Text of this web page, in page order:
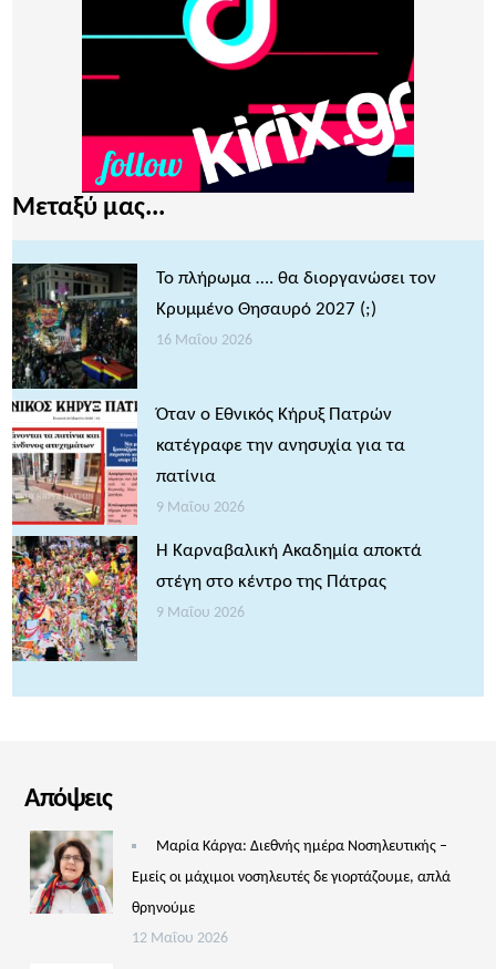
Μεταξύ μας...
Το πλήρωμα …. θα διοργανώσει τον
Κρυμμένο Θησαυρό 2027 (;)
16 Μαΐου 2026
Όταν ο Εθνικός Κήρυξ Πατρών
κατέγραφε την ανησυχία για τα
πατίνια
9 Μαΐου 2026
Η Καρναβαλική Ακαδημία αποκτά
στέγη στο κέντρο της Πάτρας
9 Μαΐου 2026
Απόψεις
Μαρία Κάργα: Διεθνής ημέρα Νοσηλευτικής –
Εμείς οι μάχιμοι νοσηλευτές δε γιορτάζουμε, απλά
θρηνούμε
12 Μαΐου 2026